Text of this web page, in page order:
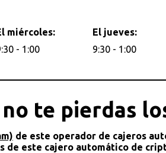
miércoles:
- 1:00
El jueves:
9:30 - 1:00
te pierdas
de este operador de cajeros
de este cajero automático de